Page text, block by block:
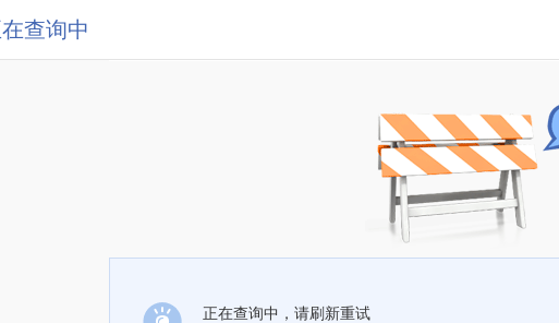
查询中
正在查询中，请刷新重试